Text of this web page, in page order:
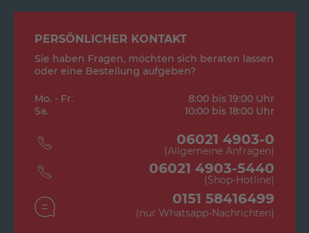
PERSÖNLICHER KONTAKT
Sie haben Fragen, möchten sich beraten lassen
oder eine Bestellung aufgeben?
Mo. - Fr.
8:00 bis 19:00 Uhr
Sa.
10:00 bis 18:00 Uhr
06021 4903-0
(Allgemeine Anfragen)
06021 4903-5440
(Shop-Hotline)
0151 58416499
(nur Whatsapp-Nachrichten)